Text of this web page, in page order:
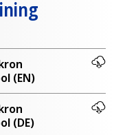
(EN)
(DE)